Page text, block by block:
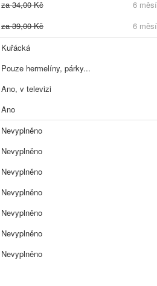
za 34,00 Kč 6
za 39,00 Kč
6
Kuřácká
Pouze hermelíny, párky...
Ano, v televizi
Ano
Nevyplněno
Nevyplněno
Nevyplněno
Nevyplněno
Nevyplněno
Nevyplněno
Nevyplněno